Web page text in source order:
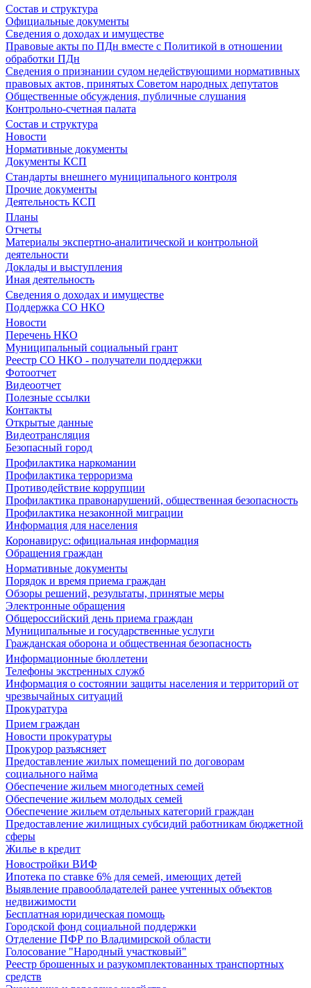
Состав и структура
Официальные документы
Сведения о доходах и имуществе
Правовые акты по ПДн вместе с Политикой в отношении
обработки ПДн
Сведения о признании судом недействующими нормативных
правовых актов, принятых Советом народных депутатов
Общественные обсуждения, публичные слушания
Контрольно-счетная палата
Состав и структура
Новости
Нормативные документы
Документы КСП
Стандарты внешнего муниципального контроля
Прочие документы
Деятельность КСП
Планы
Отчеты
Материалы экспертно-аналитической и контрольной
деятельности
Доклады и выступления
Иная деятельность
Сведения о доходах и имуществе
Поддержка СО НКО
Новости
Перечень НКО
Муниципальный социальный грант
Реестр СО НКО - получатели поддержки
Фотоотчет
Видеоотчет
Полезные ссылки
Контакты
Открытые данные
Видеотрансляция
Безопасный город
Профилактика наркомании
Профилактика терроризма
Противодействие коррупции
Профилактика правонарушений, общественная безопасность
Профилактика незаконной миграции
Информация для населения
Коронавирус: официальная информация
Обращения граждан
Нормативные документы
Порядок и время приема граждан
Обзоры решений, результаты, принятые меры
Электронные обращения
Общероссийский день приема граждан
Муниципальные и государственные услуги
Гражданская оборона и общественная безопасность
Информационные бюллетени
Телефоны экстренных служб
Информация о состоянии защиты населения и территорий от
чрезвычайных ситуаций
Прокуратура
Прием граждан
Новости прокуратуры
Прокурор разъясняет
Предоставление жилых помещений по договорам
социального найма
Обеспечение жильем многодетных семей
Обеспечение жильем молодых семей
Обеспечение жильем отдельных категорий граждан
Предоставление жилищных субсидий работникам бюджетной
сферы
Жилье в кредит
Новостройки ВИФ
Ипотека по ставке 6% для семей, имеющих детей
Выявление правообладателей ранее учтенных объектов
недвижимости
Бесплатная юридическая помощь
Городской фонд социальной поддержки
Отделение ПФР по Владимирской области
Голосование "Народный участковый"
Реестр брошенных и разукомплектованных транспортных
средств